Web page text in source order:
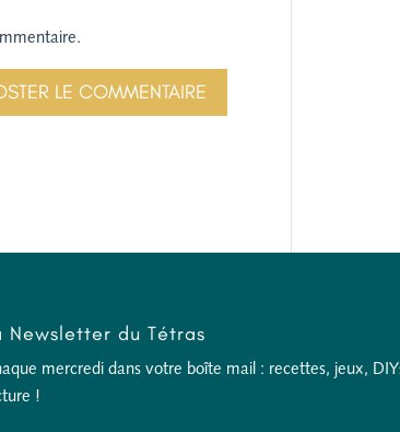
Newsletter du Tétras
mercredi dans votre boîte mail : recettes, jeux,
!